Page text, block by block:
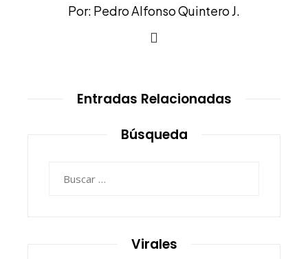
Por: Pedro Alfonso Quintero J.
Entradas Relacionadas
Búsqueda
Virales